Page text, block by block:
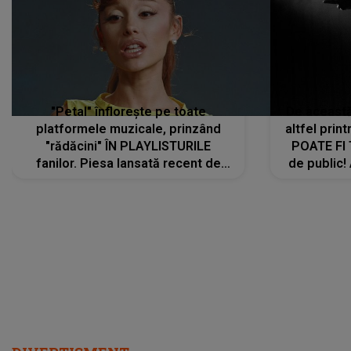
"rădăcini" ÎN PLAYLISTURILE
fanilor. Piesa lansată recent de
Ariana Grande îi face pe
ascultători SĂ O ASCULTE PE
REPEAT
POATE